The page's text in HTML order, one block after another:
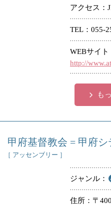
アクセス
TEL 055-
WEBサイト
http://
も
甲府基督教会 = 甲府
［ アッセンブリー ］
ジャンル
住所
〒